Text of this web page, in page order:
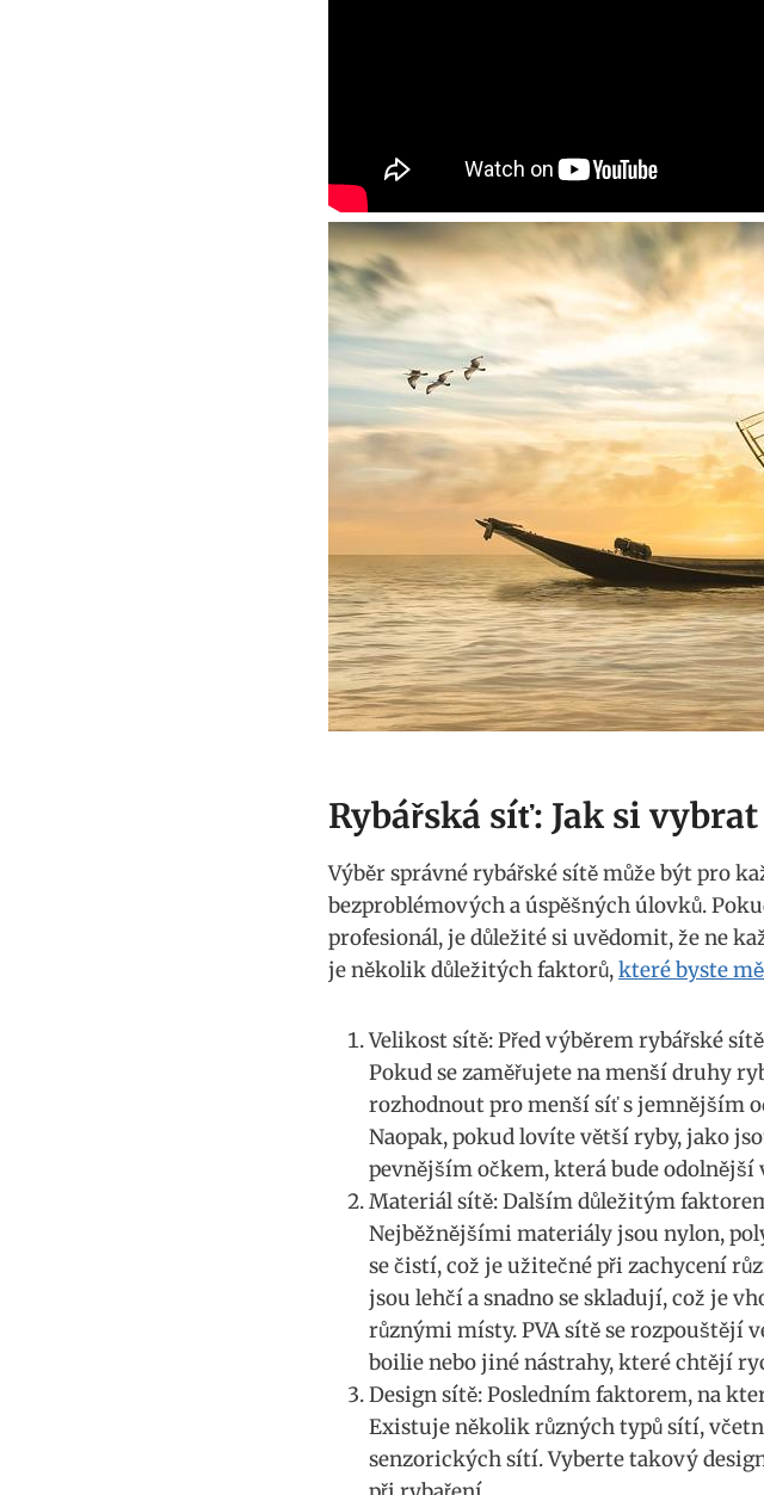
Rybářská síť: Jak si
Výběr správné rybářské sítě může být pro
bezproblémových a úspěšných úlovků.⁤
profesionál, je⁣ důležité si uvědomit, že ne
je několik důležitých faktorů,které byste
Velikost sítě: Před výběrem rybářské
Pokud se zaměřujete na menší druhy
rozhodnout pro menší síť s jemnějším
Naopak, pokud lovíte větší ryby, jako
pevnějším očkem, která bude odolnější
Materiál sítě: Dalším důležitým
Nejběžnějšími materiály jsou nylon,
se čistí, což je užitečné při zachycení​
jsou lehčí a snadno se‌ skladují, což je
různými místy. PVA sítě se rozpouštějí
boilie nebo jiné nástrahy, které chtějí
Design sítě: Posledním faktorem, na
Existuje několik různých typů sítí,
senzorických sítí. Vyberte takový